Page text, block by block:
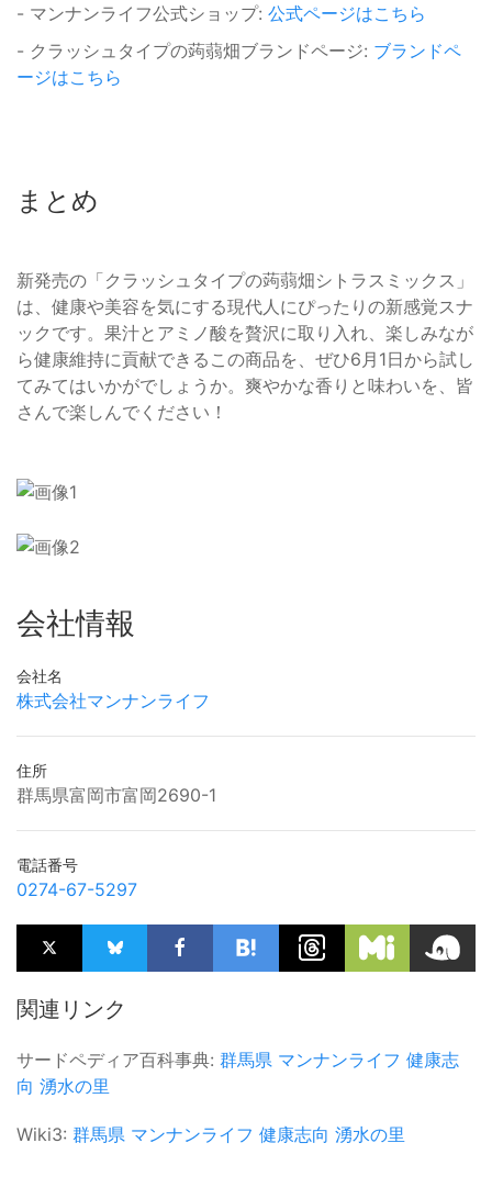
- マンナンライフ公式ショップ: 公式ページはこちら
- クラッシュタイプの蒟蒻畑ブランドページ: ブランドペ
ージはこちら
まとめ
新発売の「クラッシュタイプの蒟蒻畑シトラスミックス」
は、健康や美容を気にする現代人にぴったりの新感覚スナ
ックです。果汁とアミノ酸を贅沢に取り入れ、楽しみなが
ら健康維持に貢献できるこの商品を、ぜひ6月1日から試し
てみてはいかがでしょうか。爽やかな香りと味わいを、皆
さんで楽しんでください！
会社情報
会社名
株式会社マンナンライフ
住所
群馬県富岡市富岡2690-1
電話番号
0274-67-5297
関連リンク
サードペディア百科事典: 群馬県 マンナンライフ 健康志
向 湧水の里
Wiki3: 群馬県 マンナンライフ 健康志向 湧水の里